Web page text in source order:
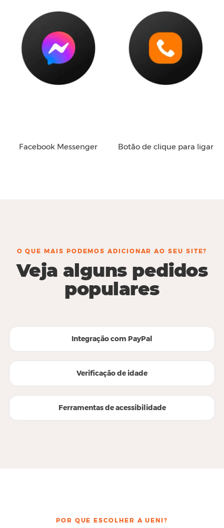
Facebook Messenger Botão de clique para ligar
O QUE MAIS PODEMOS ADICIONAR AO SEU SITE?
Veja alguns pedidos
populares
Integração com PayPal
Verificação de idade
Ferramentas de acessibilidade
POR QUE ESCOLHER A UENI?